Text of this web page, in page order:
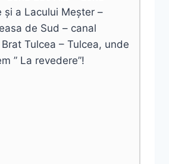
și a Lacului Meșter –
de Sud – canal
Tulcea – Tulcea, unde
” La revedere”!